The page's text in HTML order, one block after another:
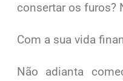
consertar os furos?
Com a sua vida
Não adianta